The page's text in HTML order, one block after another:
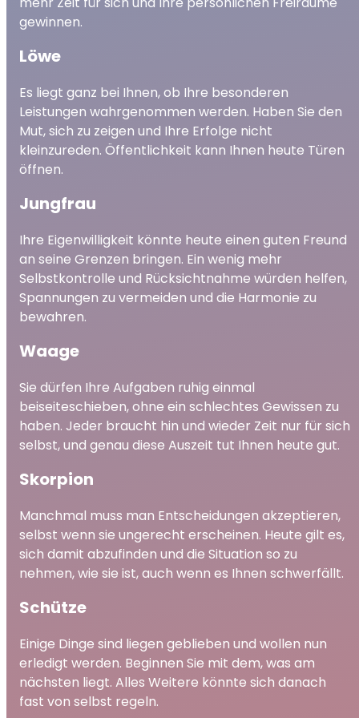
gewinnen.
Löwe
Es liegt ganz bei Ihnen, ob Ihre besonderen
Leistungen wahrgenommen werden. Haben Sie den
Mut, sich zu zeigen und Ihre Erfolge nicht
kleinzureden. Öffentlichkeit kann Ihnen heute Türen
öffnen.
Jungfrau
Ihre Eigenwilligkeit könnte heute einen guten Freund
an seine Grenzen bringen. Ein wenig mehr
Selbstkontrolle und Rücksichtnahme würden helfen,
Spannungen zu vermeiden und die Harmonie zu
bewahren.
Waage
Sie dürfen Ihre Aufgaben ruhig einmal
beiseiteschieben, ohne ein schlechtes Gewissen zu
haben. Jeder braucht hin und wieder Zeit nur für sich
selbst, und genau diese Auszeit tut Ihnen heute gut.
Skorpion
Manchmal muss man Entscheidungen akzeptieren,
selbst wenn sie ungerecht erscheinen. Heute gilt es,
sich damit abzufinden und die Situation so zu
nehmen, wie sie ist, auch wenn es Ihnen schwerfällt.
Schütze
Einige Dinge sind liegen geblieben und wollen nun
erledigt werden. Beginnen Sie mit dem, was am
nächsten liegt. Alles Weitere könnte sich danach
fast von selbst regeln.